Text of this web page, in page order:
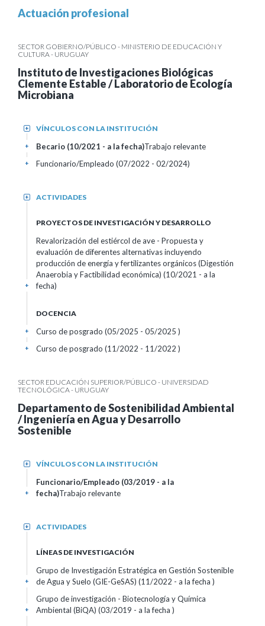
Actuación profesional
SECTOR GOBIERNO/PÚBLICO - MINISTERIO DE EDUCACIÓN Y
CULTURA - URUGUAY
Instituto de Investigaciones Biológicas
Clemente Estable / Laboratorio de Ecología
Microbiana
VÍNCULOS CON LA INSTITUCIÓN
+
Becario (10/2021 - a la fecha)Trabajo relevante
+
Funcionario/Empleado (07/2022 - 02/2024)
+
ACTIVIDADES
+
PROYECTOS DE INVESTIGACIÓN Y DESARROLLO
Revalorización del estiércol de ave - Propuesta y
evaluación de diferentes alternativas incluyendo
producción de energía y fertilizantes orgánicos (Digestión
Anaerobia y Factibilidad económica) (10/2021 - a la
fecha)
+
DOCENCIA
Curso de posgrado (05/2025 - 05/2025 )
+
Curso de posgrado (11/2022 - 11/2022 )
+
SECTOR EDUCACIÓN SUPERIOR/PÚBLICO - UNIVERSIDAD
TECNOLÓGICA - URUGUAY
Departamento de Sostenibilidad Ambiental
/ Ingeniería en Agua y Desarrollo
Sostenible
VÍNCULOS CON LA INSTITUCIÓN
+
Funcionario/Empleado (03/2019 - a la
fecha)Trabajo relevante
+
ACTIVIDADES
+
LÍNEAS DE INVESTIGACIÓN
Grupo de Investigación Estratégica en Gestión Sostenible
de Agua y Suelo (GIE-GeSAS) (11/2022 - a la fecha )
+
Grupo de investigación - Biotecnología y Química
Ambiental (BiQA) (03/2019 - a la fecha )
+